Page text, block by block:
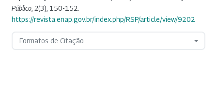
Público 2(3), 150-152.
https://revista.enap.gov.br/index.php/RSP/article/view/9202
Formatos de Citação